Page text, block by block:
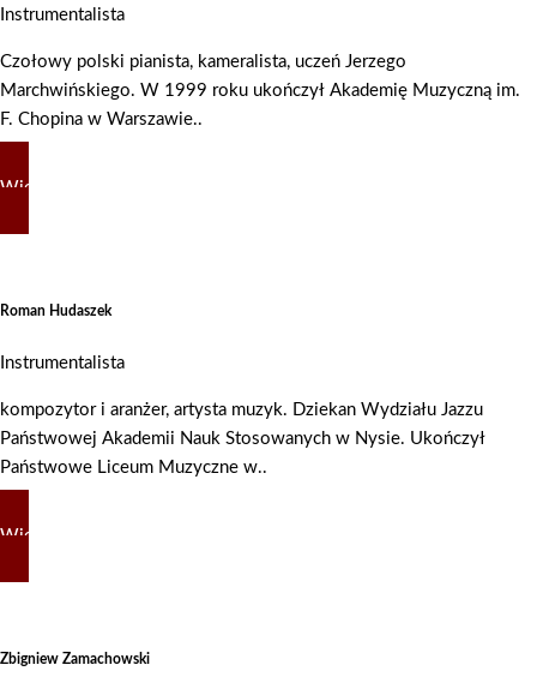
Instrumentalista
Czołowy polski pianista, kameralista, uczeń Jerzego
Marchwińskiego. W 1999 roku ukończył Akademię Muzyczną im.
F. Chopina w Warszawie..
Więcej
Roman Hudaszek
Instrumentalista
kompozytor i aranżer, artysta muzyk. Dziekan Wydziału Jazzu
Państwowej Akademii Nauk Stosowanych w Nysie. Ukończył
Państwowe Liceum Muzyczne w..
Więcej
Zbigniew Zamachowski